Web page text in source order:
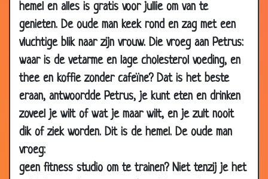
hemel en alles is gratis voor jullie om van te
genieten. De oude man keek rond en zag met een
vluchtige blik naar zijn vrouw. Die vroeg aan Petrus:
waar is de vetarme en lage cholesterol voeding, en
thee en koffie zonder cafeïne? Dat is het beste
eraan, antwoordde Petrus, je kunt eten en drinken
zoveel je wilt of wat je maar wilt, en je zult nooit
dik of ziek worden. Dit is de hemel. De oude man
vroeg:
geen fitness studio om te trainen? Niet tenzij je het